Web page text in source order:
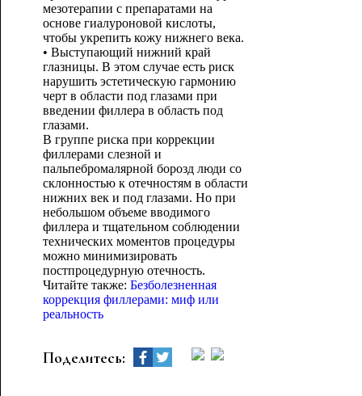
мезотерапии с препаратами на
основе гиалуроновой кислоты,
чтобы укрепить кожу нижнего века.
• Выступающий нижний край
глазницы. В этом случае есть риск
нарушить эстетическую гармонию
черт в области под глазами при
введении филлера в область под
глазами.
В группе риска при коррекции
филлерами слезной и
пальпебромалярной борозд люди со
склонностью к отечностям в области
нижних век и под глазами. Но при
небольшом объеме вводимого
филлера и тщательном соблюдении
технических моментов процедуры
можно минимизировать
постпроцедурную отечность.
Читайте также: Безболезненная
коррекция филлерами: миф или
реальность
Поделитесь: